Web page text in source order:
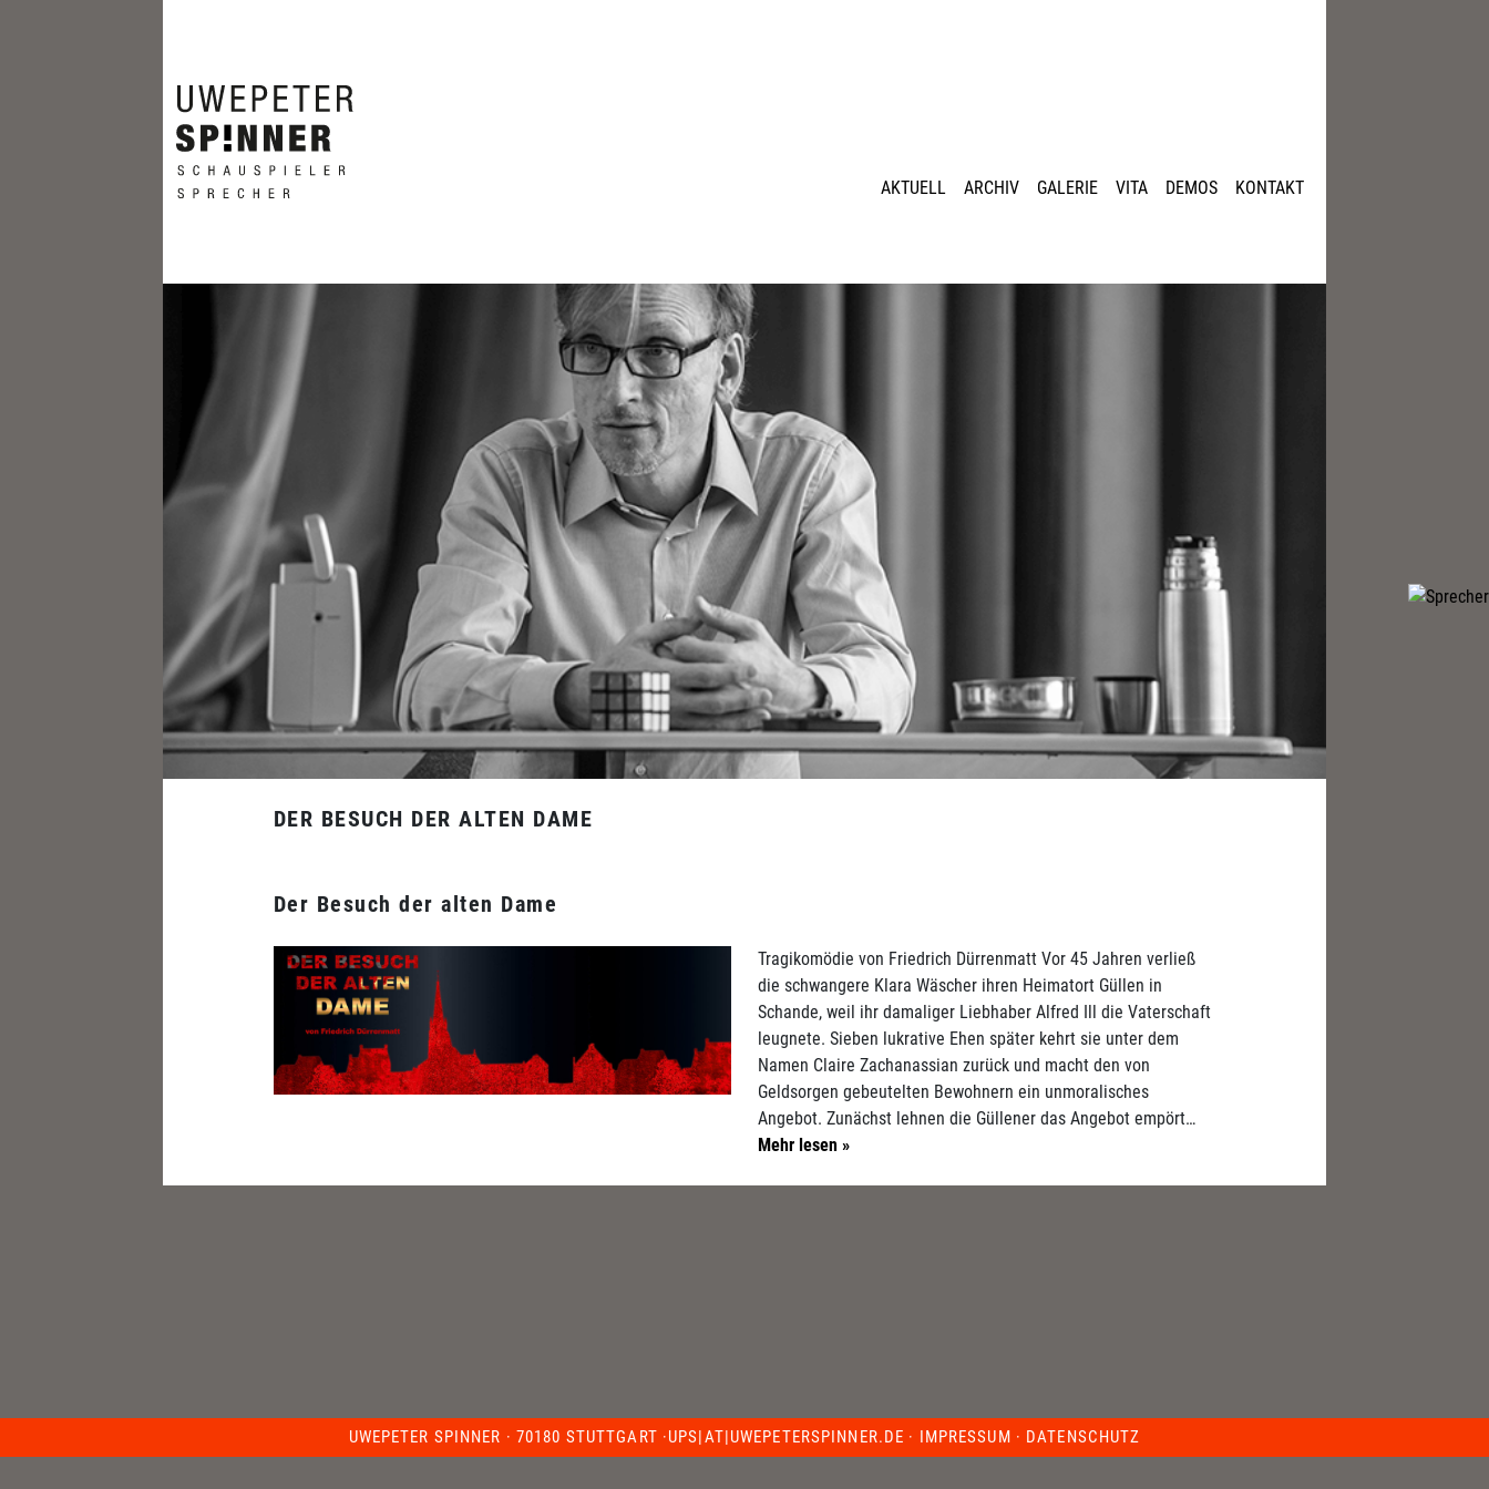
AKTUELL ARCHIV GALERIE VITA DEMOS KONTAKT
DER BESUCH DER ALTEN DAME
Der Besuch der alten Dame
Tragikomödie von Friedrich Dürrenmatt Vor 45 Jahren verließ
die schwangere Klara Wäscher ihren Heimatort Güllen in
Schande, weil ihr damaliger Liebhaber Alfred Ill die Vaterschaft
leugnete. Sieben lukrative Ehen später kehrt sie unter dem
Namen Claire Zachanassian zurück und macht den von
Geldsorgen gebeutelten Bewohnern ein unmoralisches
Angebot. Zunächst lehnen die Güllener das Angebot empört…
Mehr lesen »
UWEPETER SPINNER · 70180 STUTTGART ·UPS|AT|UWEPETERSPINNER.DE · IMPRESSUM · DATENSCHUTZ